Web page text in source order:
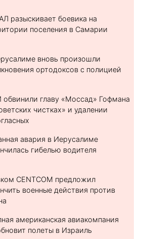
разыскивает боевика на
поселения в Самарии
вновь произошли
ортодоксов с полицией
главу «Моссад» Гофмана
чистках» и удалении
авария в Иерусалиме
гибелью водителя
CENTCOM предложил
военные действия против
американская авиакомпания
полеты в Израиль